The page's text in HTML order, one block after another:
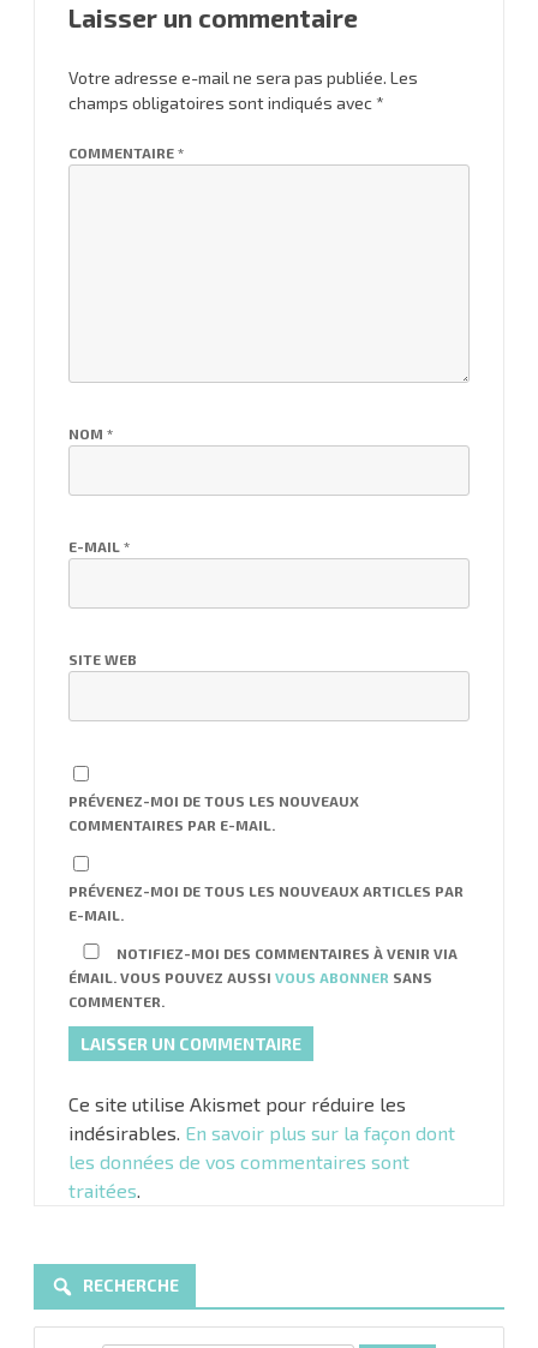
Laisser un commentaire
Votre adresse e-mail ne sera pas publiée. Les
champs obligatoires sont indiqués avec *
COMMENTAIRE *
NOM *
E-MAIL *
SITE WEB
PRÉVENEZ-MOI DE TOUS LES NOUVEAUX
COMMENTAIRES PAR E-MAIL.
PRÉVENEZ-MOI DE TOUS LES NOUVEAUX ARTICLES PAR
E-MAIL.
NOTIFIEZ-MOI DES COMMENTAIRES À VENIR VIA
ÉMAIL. VOUS POUVEZ AUSSI VOUS ABONNER SANS
COMMENTER.
Ce site utilise Akismet pour réduire les
indésirables. En savoir plus sur la façon dont
les données de vos commentaires sont
traitées
RECHERCHE